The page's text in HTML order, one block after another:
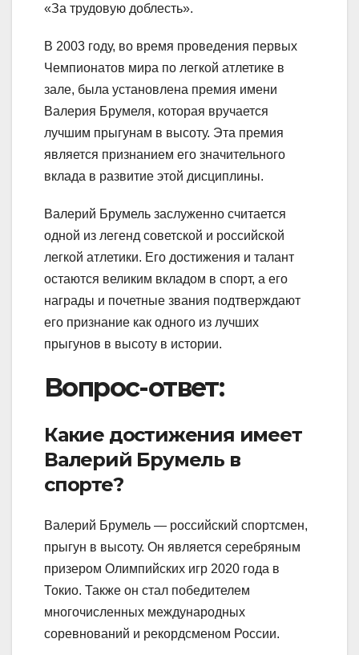
«За трудовую доблесть».
В 2003 году, во время проведения первых
Чемпионатов мира по легкой атлетике в
зале, была установлена премия имени
Валерия Брумеля, которая вручается
лучшим прыгунам в высоту. Эта премия
является признанием его значительного
вклада в развитие этой дисциплины.
Валерий Брумель заслуженно считается
одной из легенд советской и российской
легкой атлетики. Его достижения и талант
остаются великим вкладом в спорт, а его
награды и почетные звания подтверждают
его признание как одного из лучших
прыгунов в высоту в истории.
Вопрос-ответ:
Какие достижения имеет
Валерий Брумель в
спорте?
Валерий Брумель — российский спортсмен,
прыгун в высоту. Он является серебряным
призером Олимпийских игр 2020 года в
Токио. Также он стал победителем
многочисленных международных
соревнований и рекордсменом России.